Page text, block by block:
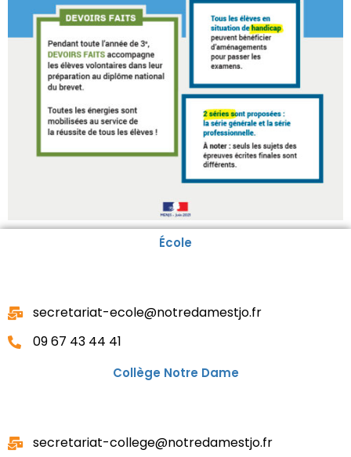
École
secretariat-ecole@notredamestjo.fr
09 67 43 44 41
Collège Notre Dame
secretariat-college@notredamestjo.fr